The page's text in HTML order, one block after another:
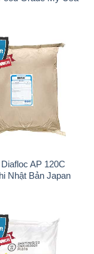
AP 120C
Nhật Bản Japan